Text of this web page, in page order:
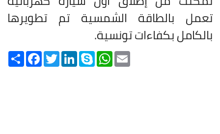
تعمل بالطاقة الشمسية تم تطويرها
بالكامل بكفاءات تونسية.
Share FacebookTwitterLinkedInSkype WhatsApp